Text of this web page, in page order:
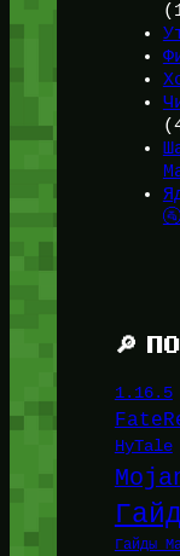
🚰
🔎
1.16.5
HyTale
Гайды